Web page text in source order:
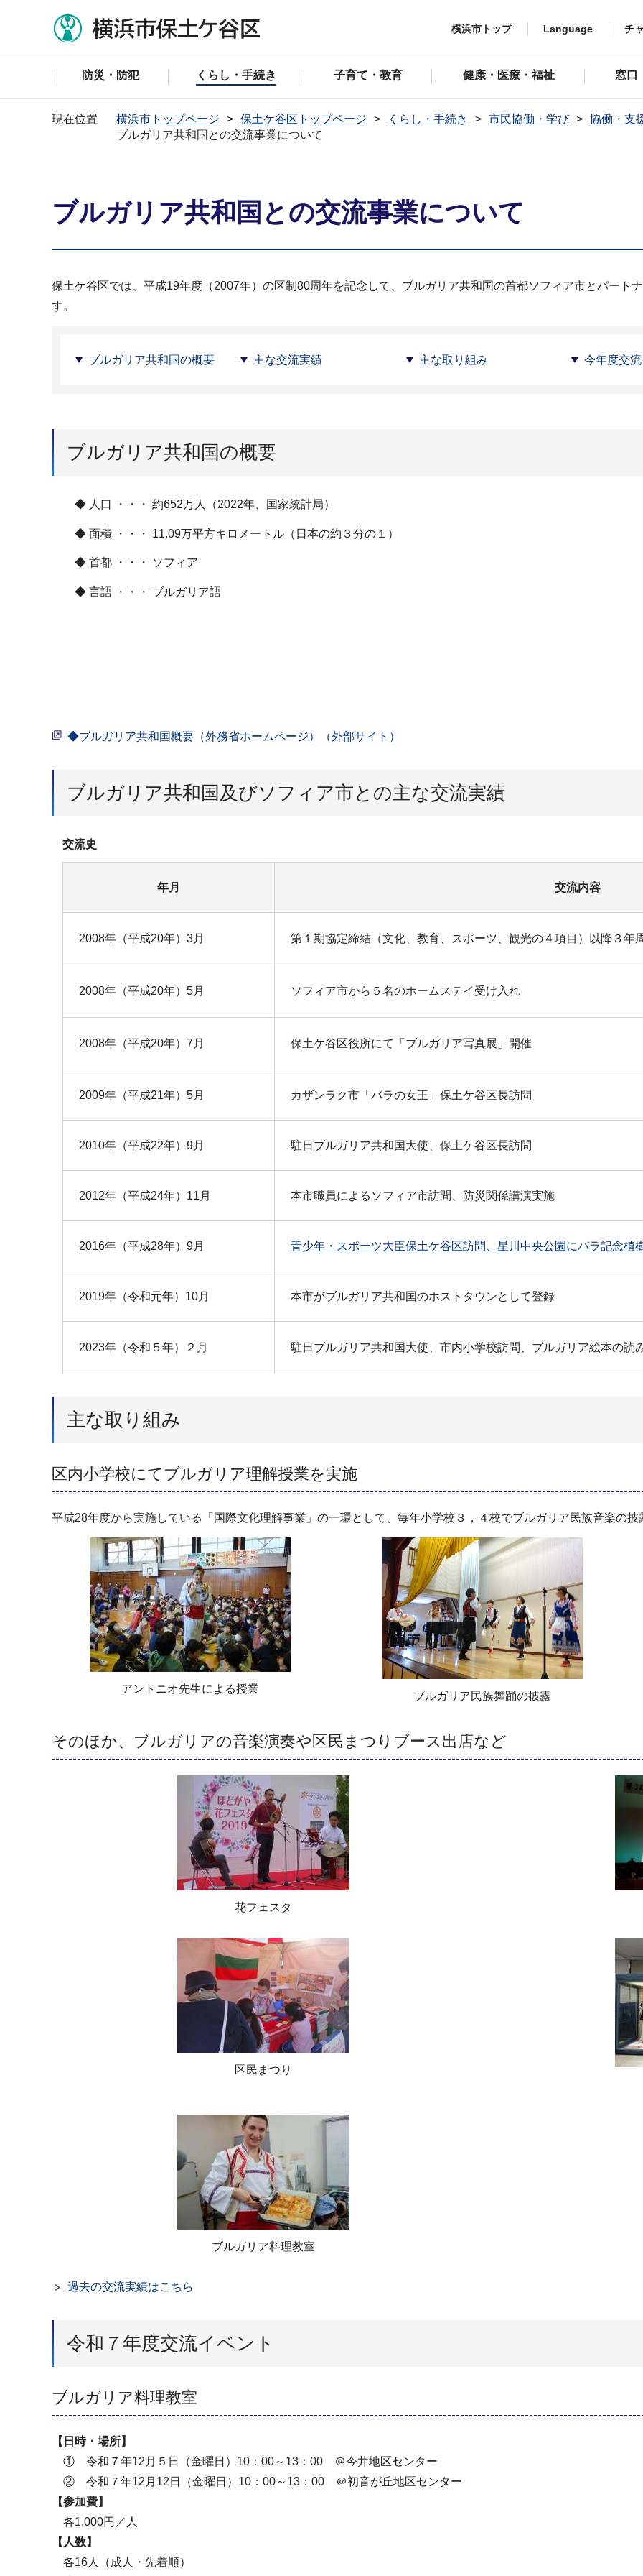
横浜市トップ Language チ
防災・防犯 くらし・手続き 子育て・教育 健康・医療・福祉 窓口
現在位置 横浜市トップページ 保土ケ谷区トップページ くらし・手続き 市民協働・学び
協働・支
ブルガリア共和国との交流事業について
ブルガリア共和国との交流事業について
保土ケ谷区では、平成19年度（2007年）の区制80周年を記念して、ブルガリア共和国の首都ソフィア市とパート
す。
ブルガリア共和国の概要 主な交流実績 主な取り組み 今年度交
ブルガリア共和国の概要
◆ 人口 ・・・ 約652万人（2022年、国家統計局）
◆ 面積 ・・・ 11.09万平方キロメートル（日本の約３分の１）
◆ 首都 ・・・ ソフィア
◆ 言語 ・・・ ブルガリア語
◆ブルガリア共和国概要（外務省ホームページ）（外部サイト）
ブルガリア共和国及びソフィア市との主な交流実績
交流史
年月 交流内容
2008年（平成20年）3月 第１期協定締結（文化、教育、スポーツ、観光の４項目）以降３年
2008年（平成20年）5月 ソフィア市から５名のホームステイ受け入れ
2008年（平成20年）7月 保土ケ谷区役所にて「ブルガリア写真展」開催
2009年（平成21年）5月 カザンラク市「バラの女王」保土ケ谷区長訪問
2010年（平成22年）9月 駐日ブルガリア共和国大使、保土ケ谷区長訪問
2012年（平成24年）11月 本市職員によるソフィア市訪問、防災関係講演実施
2016年（平成28年）9月 青少年・スポーツ大臣保土ケ谷区訪問、星川中央公園にバラ記念植
2019年（令和元年）10月 本市がブルガリア共和国のホストタウンとして登録
2023年（令和５年）２月 駐日ブルガリア共和国大使、市内小学校訪問、ブルガリア絵本の読
主な取り組み
区内小学校にてブルガリア理解授業を実施
平成28年度から実施している「国際文化理解事業」の一環として、毎年小学校３，４校でブルガリア民族音楽の
アントニオ先生による授業
ブルガリア民族舞踊の披露
そのほか、ブルガリアの音楽演奏や区民まつりブース出店など
花フェスタ
区民まつり
ブルガリア料理教室
過去の交流実績はこちら
令和７年度交流イベント
ブルガリア料理教室
【日時・場所】
① 令和７年12月５日（金曜日）10：00～13：00 ＠今井地区センター
② 令和７年12月12日（金曜日）10：00～13：00 ＠初音が丘地区センター
【参加費】
各1,000円／人
【人数】
各16人（成人・先着順）